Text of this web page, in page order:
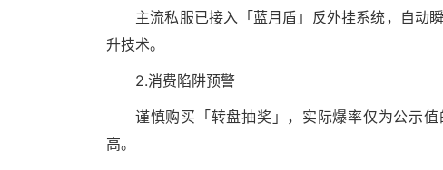
主流私服已接入「蓝月盾」反外挂系统，自动
升技术。
2.消费陷阱预警
谨慎购买「转盘抽奖」，实际爆率仅为公示
高。